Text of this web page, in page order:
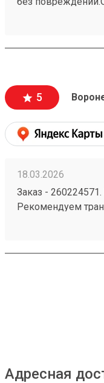
5
18.03.2026
Заказ -
Рекомендуем
Адресная